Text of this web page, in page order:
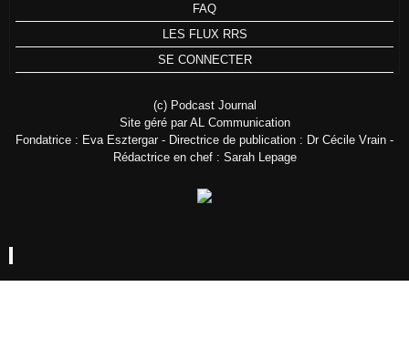
FAQ
LES FLUX RRS
SE CONNECTER
(c) Podcast Journal
Site géré par AL Communication
Fondatrice : Eva Esztergar - Directrice de publication : Dr Cécile Vrain -
Rédactrice en chef : Sarah Lepage